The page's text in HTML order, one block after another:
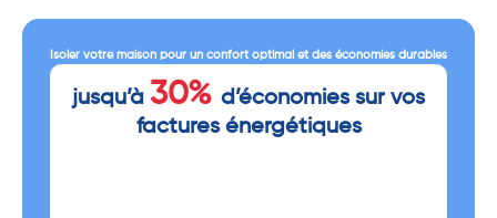
Isoler votre maison pour un confort optimal et des économies durables
jusqu’à 30% d’économies sur vos
factures énergétiques